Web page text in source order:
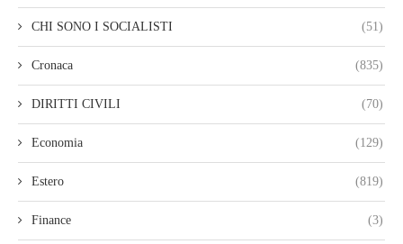
CHI SONO I SOCIALISTI (51)
Cronaca (835)
DIRITTI CIVILI (70)
Economia (129)
Estero (819)
Finance (3)